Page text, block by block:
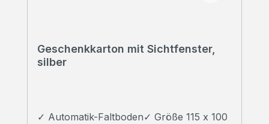
Geschenkkarton mit Sichtfenster,
silber
✓ Automatik-Faltboden✓ Größe 115 x 100